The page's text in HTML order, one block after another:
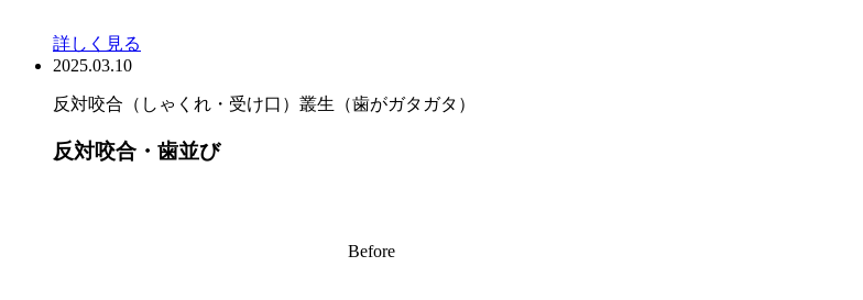
詳しく見る
2025.03.10
反対咬合（しゃくれ・受け口） 叢生（歯がガタガタ）
反対咬合・歯並び
Before